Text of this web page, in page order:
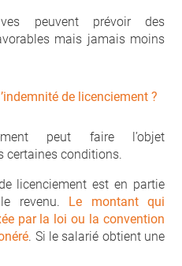
peuvent prévoir des
mais jamais moins
de licenciement ?
peut faire l’objet
certaines conditions.
licenciement est en partie
revenu. Le montant qui
par la loi ou la convention
. Si le salarié obtient une